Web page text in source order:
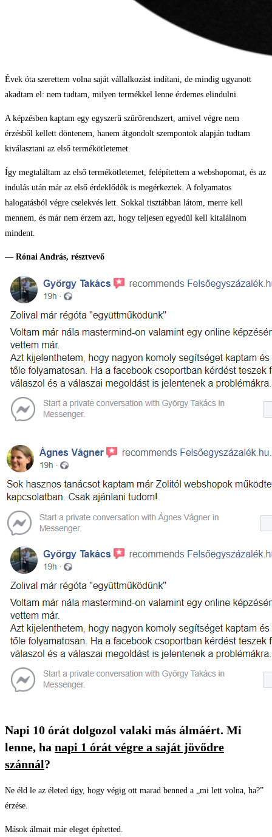
Évek óta szerettem volna saját vállalkozást indítani, de mindig ugyanott
akadtam el: nem tudtam, milyen termékkel lenne érdemes elindulni.
A képzésben kaptam egy egyszerű szűrőrendszert, amivel végre nem
érzésből kellett döntenem, hanem átgondolt szempontok alapján tudtam
kiválasztani az első termékötletemet.
Így megtaláltam az első termékötletemet, felépítettem a webshopomat, és az
indulás után már az első érdeklődők is megérkeztek. A folyamatos
halogatásból végre cselekvés lett. Sokkal tisztábban látom, merre kell
mennem, és már nem érzem azt, hogy teljesen egyedül kell kitalálnom
mindent.
— Rónai András, résztvevő
Napi 10 órát dolgozol valaki más álmáért. Mi
lenne, ha napi 1 órát végre a saját jövődre
szánnál?
Ne éld le az életed úgy, hogy végig ott marad benned a „mi lett volna, ha?”
érzése.
Mások álmait már eleget építetted.